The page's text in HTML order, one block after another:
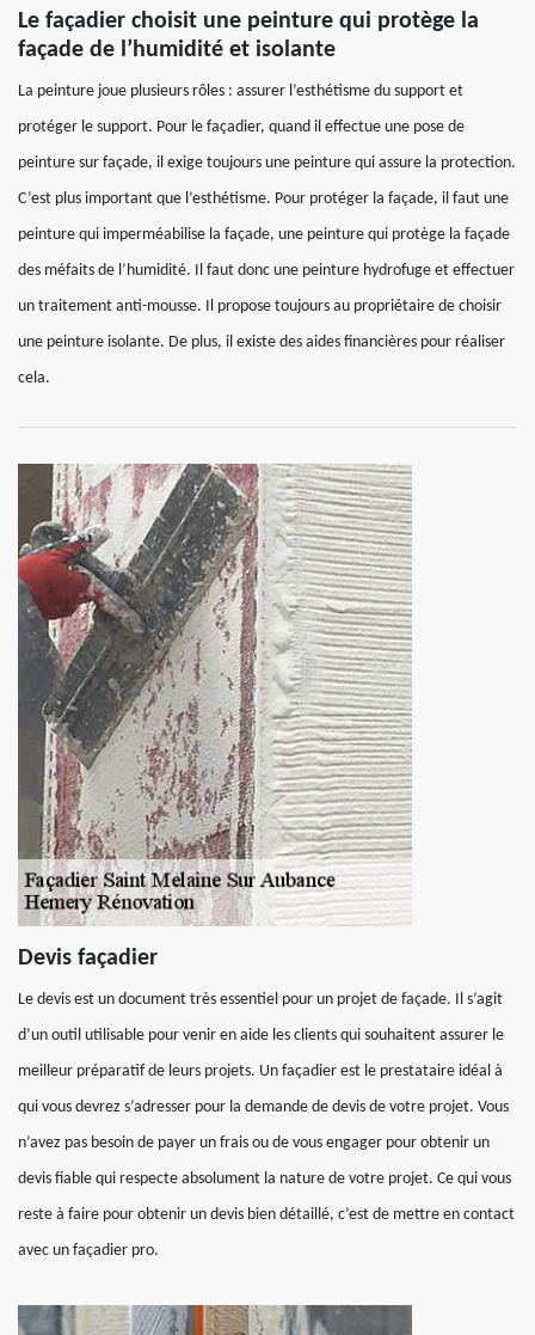
Le façadier choisit une peinture qui protège la
façade de l’humidité et isolante
La peinture joue plusieurs rôles : assurer l’esthétisme du support et
protéger le support. Pour le façadier, quand il effectue une pose de
peinture sur façade, il exige toujours une peinture qui assure la protection.
C’est plus important que l’esthétisme. Pour protéger la façade, il faut une
peinture qui imperméabilise la façade, une peinture qui protège la façade
des méfaits de l’humidité. Il faut donc une peinture hydrofuge et effectuer
un traitement anti-mousse. Il propose toujours au propriétaire de choisir
une peinture isolante. De plus, il existe des aides financières pour réaliser
cela.
Devis façadier
Le devis est un document très essentiel pour un projet de façade. Il s’agit
d’un outil utilisable pour venir en aide les clients qui souhaitent assurer le
meilleur préparatif de leurs projets. Un façadier est le prestataire idéal à
qui vous devrez s’adresser pour la demande de devis de votre projet. Vous
n’avez pas besoin de payer un frais ou de vous engager pour obtenir un
devis fiable qui respecte absolument la nature de votre projet. Ce qui vous
reste à faire pour obtenir un devis bien détaillé, c’est de mettre en contact
avec un façadier pro.